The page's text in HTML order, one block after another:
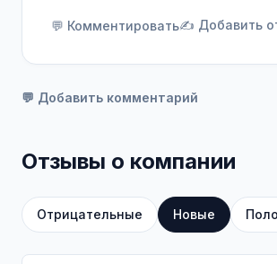
💬 Комментировать✍️ Добавить
💬 Добавить комментарий
Отзывы о компании
Отрицательные Новые